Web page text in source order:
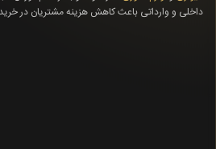
داخلی و وارداتی باعث کاهش هزینه مشتریان در خرید